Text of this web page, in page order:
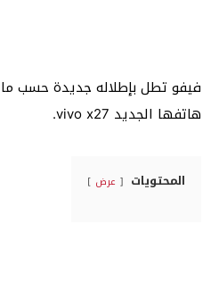
فيفو تطل بإطلاله جديدة حسب
هاتفها الجديد vivo x27.
المحتويات عرض